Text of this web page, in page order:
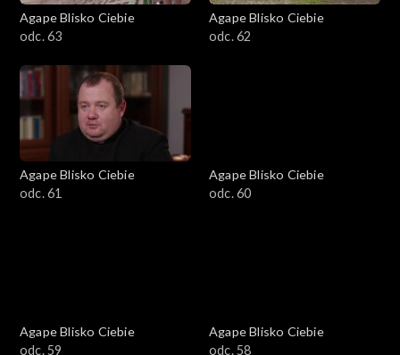
Agape Blisko Ciebie
odc. 63
Agape Blisko Ciebie
odc. 62
Agape Blisko Ciebie
odc. 61
Agape Blisko Ciebie
odc. 60
Agape Blisko Ciebie
odc. 59
Agape Blisko Ciebie
odc. 58